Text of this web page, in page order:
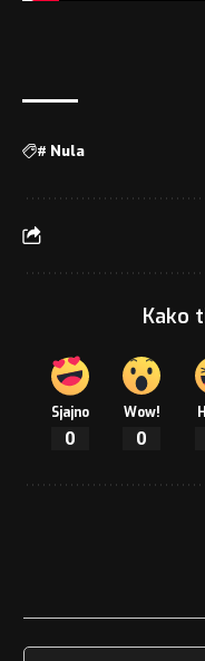
# Nula
Kako
Sjajno
0
Wow!
0